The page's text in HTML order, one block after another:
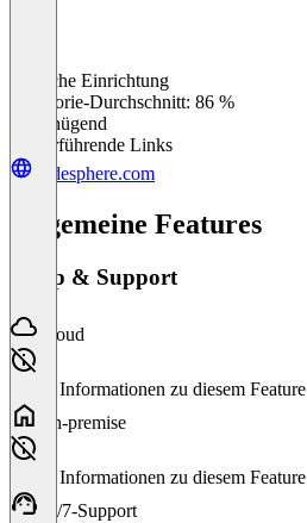
Einfache Einrichtung
Kategorie-Durchschnitt: 86 %
Ungenügend
Weiterführende Links
codesphere.com
Allgemeine Features
Setup & Support
Cloud
Keine Informationen zu diesem Feature
On-premise
Keine Informationen zu diesem Feature
24/7-Support